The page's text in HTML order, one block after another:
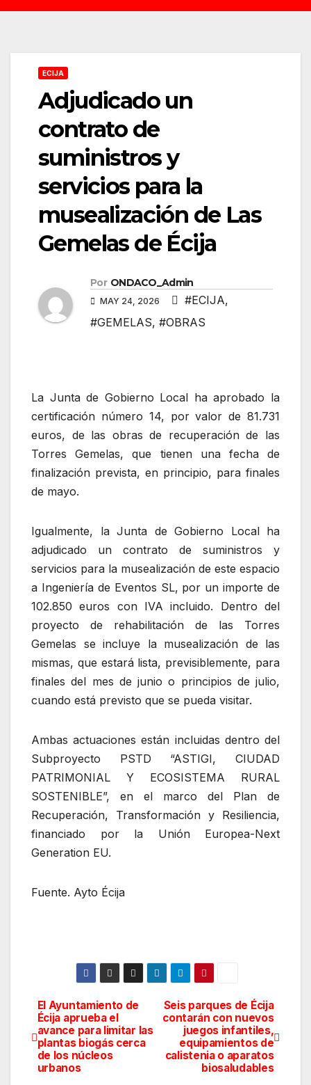
ECIJA
Adjudicado un
contrato de
suministros y
servicios para la
musealización de Las
Gemelas de Écija
Por ONDACO_Admin
MAY 24, 2026 #ECIJA,
#GEMELAS, #OBRAS
La Junta de Gobierno Local ha aprobado la
certificación número 14, por valor de 81.731
euros, de las obras de recuperación de las
Torres Gemelas, que tienen una fecha de
finalización prevista, en principio, para finales
de mayo.
Igualmente, la Junta de Gobierno Local ha
adjudicado un contrato de suministros y
servicios para la musealización de este espacio
a Ingeniería de Eventos SL, por un importe de
102.850 euros con IVA incluido. Dentro del
proyecto de rehabilitación de las Torres
Gemelas se incluye la musealización de las
mismas, que estará lista, previsiblemente, para
finales del mes de junio o principios de julio,
cuando está previsto que se pueda visitar.
Ambas actuaciones están incluidas dentro del
Subproyecto PSTD “ASTIGI, CIUDAD
PATRIMONIAL Y ECOSISTEMA RURAL
SOSTENIBLE”, en el marco del Plan de
Recuperación, Transformación y Resiliencia,
financiado por la Unión Europea-Next
Generation EU.
Fuente. Ayto Écija
Navegación
de
entradas
Seis parques de Écija
contarán con nuevos
juegos infantiles,
equipamientos de
calistenia o aparatos
biosaludables
El Ayuntamiento de
Écija aprueba el
avance para limitar las
plantas biogás cerca
de los núcleos
urbanos